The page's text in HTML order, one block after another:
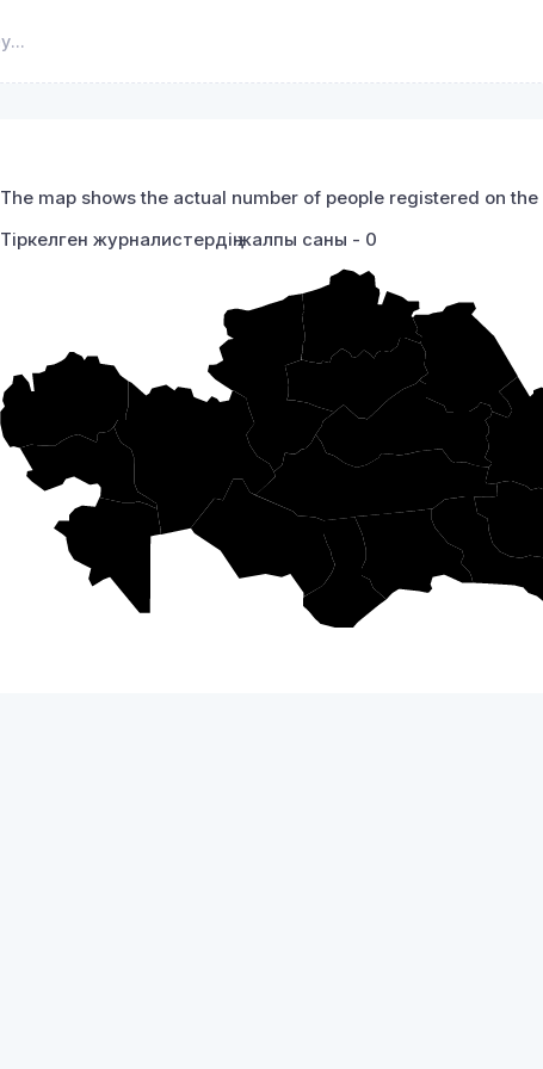
The map shows the actual number of people registered on
Тіркелген журналистердің жалпы саны - 0